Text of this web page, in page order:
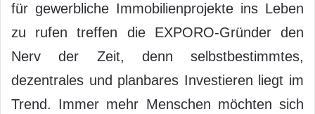
für gewerbliche Immobilienprojekte ins Leben
zu rufen treffen die EXPORO-Gründer den
Nerv der Zeit, denn selbstbestimmtes,
dezentrales und planbares Investieren liegt im
Trend. Immer mehr Menschen möchten sich